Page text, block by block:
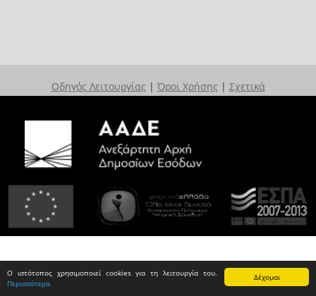
Δέχομαι
Ο ιστότοπος χρησιμοποιεί cookies για τη λειτουργία του.
Περισσότερα
Οδηγός Λειτουργίας | Όροι Χρήσης | Σχετικά